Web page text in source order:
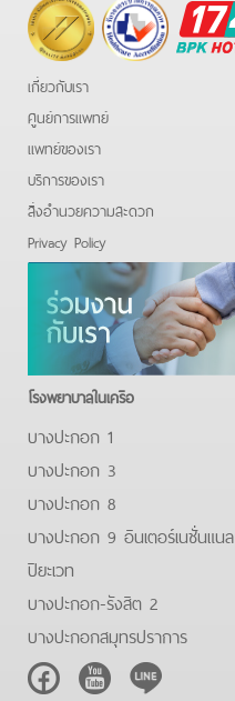
BPK
Hotline
เกี่ยวกับเรา
ศูนย์การแพทย์
แพทย์ของเรา
บริการของเรา
สิ่งอำนวยความสะดวก
Privacy Policy
โรงพยาบาลในเครือ
บางปะกอก 1
บางปะกอก 3
บางปะกอก 8
บางปะกอก 9 อินเตอร์เนชั่นแนล
ปิยะเวท
บางปะกอก-รังสิต 2
บางปะกอกสมุทรปราการ
FacebookYoutubeLine